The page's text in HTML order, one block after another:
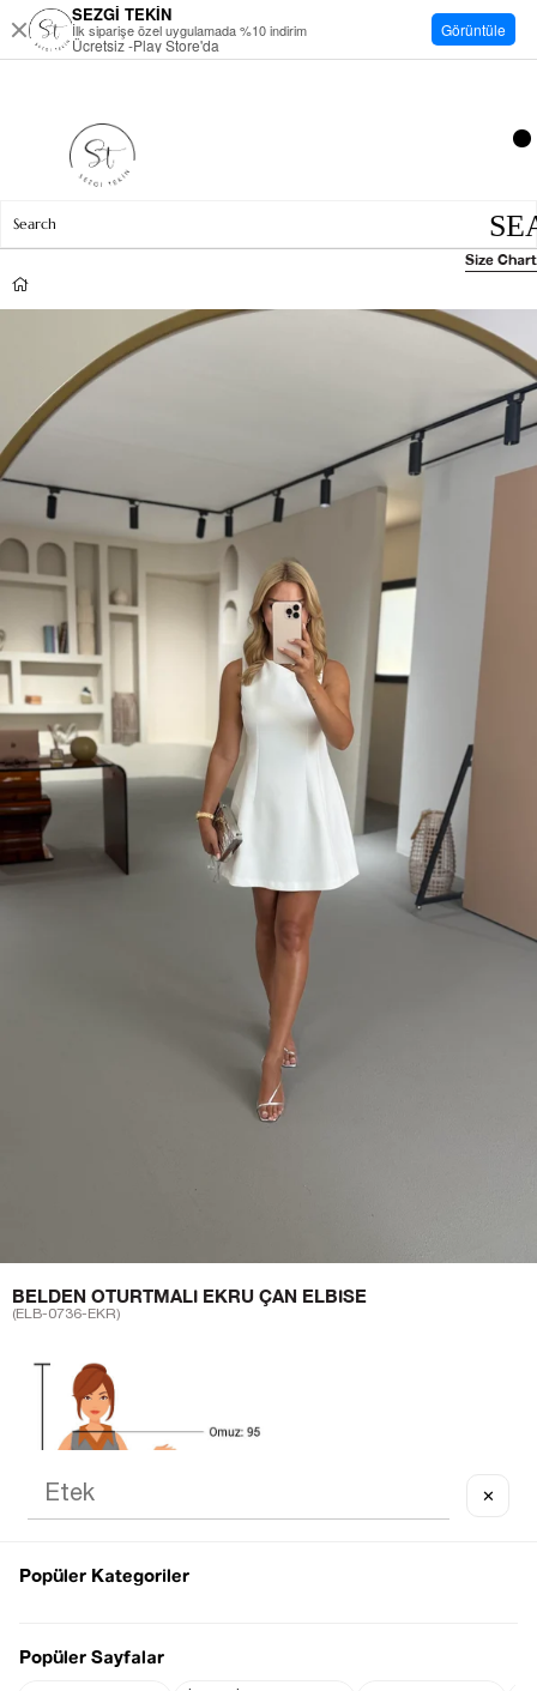
BELDEN OTURTMALI EKRU ÇAN ELBISE
(ELB-0736-EKR)
Size Chart
✕
Popüler Kategoriler
Popüler Sayfalar
SEZGİ TEKİN
İlk siparişe özel uygulamada %10 indirim
Ücretsiz -Play Store'da
Görüntüle